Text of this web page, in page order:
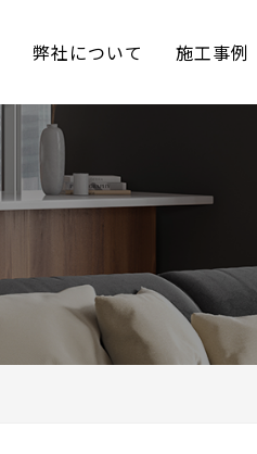
弊社について 施工事例